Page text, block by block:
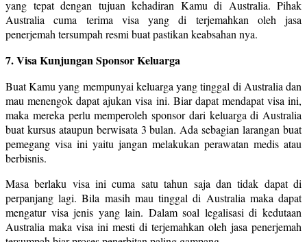
yang tepat dengan tujuan kehadiran Kamu di Australia. Pihak
Australia cuma terima visa yang di terjemahkan oleh jasa
penerjemah tersumpah resmi buat pastikan keabsahan nya.
7. Visa Kunjungan Sponsor Keluarga
Buat Kamu yang mempunyai keluarga yang tinggal di Australia dan
mau menengok dapat ajukan visa ini. Biar dapat mendapat visa ini,
maka mereka perlu memperoleh sponsor dari keluarga di Australia
buat kursus ataupun berwisata 3 bulan. Ada sebagian larangan buat
pemegang visa ini yaitu jangan melakukan perawatan medis atau
berbisnis.
Masa berlaku visa ini cuma satu tahun saja dan tidak dapat di
perpanjang lagi. Bila masih mau tinggal di Australia maka dapat
mengatur visa jenis yang lain. Dalam soal legalisasi di kedutaan
Australia maka visa ini mesti di terjemahkan oleh jasa penerjemah